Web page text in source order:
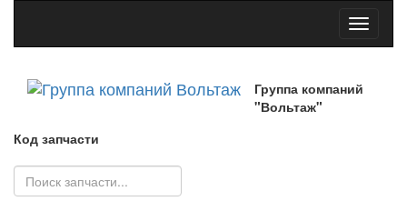
Toggle
Группа компаний
"Вольтаж"
Код запчасти